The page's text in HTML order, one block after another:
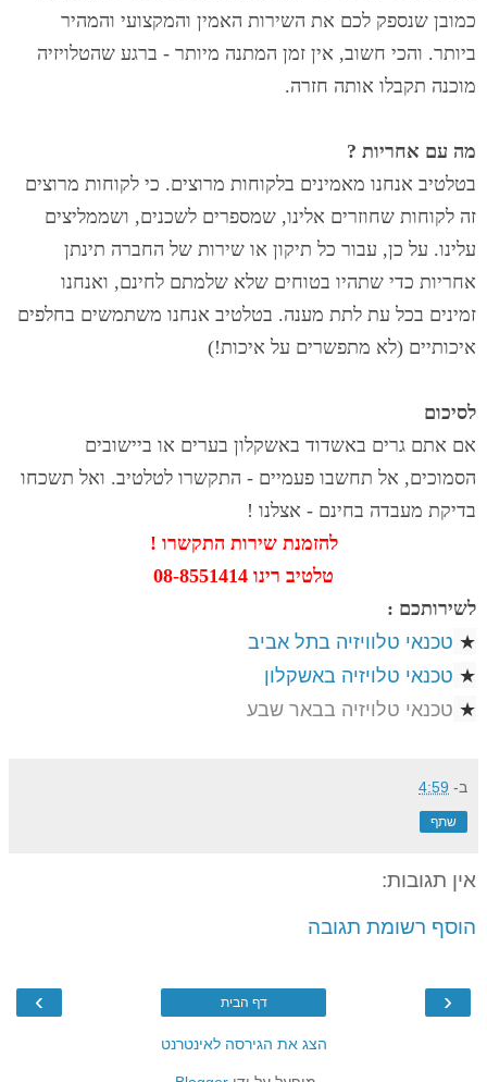
כמובן שנספק לכם את השירות האמין והמקצועי והמהיר
ביותר. והכי חשוב, אין זמן המתנה מיותר - ברגע שהטלויזיה
מוכנה תקבלו אותה חזרה.
מה עם אחריות ?
בטלטיב אנחנו מאמינים בלקוחות מרוצים. כי לקוחות מרוצים
זה לקוחות שחוזרים אלינו, שמספרים לשכנים, ושממליצים
עלינו. על כן, עבור כל תיקון או שירות של החברה תינתן
אחריות כדי שתהיו בטוחים שלא שלמתם לחינם, ואנחנו
זמינים בכל עת לתת מענה. בטלטיב אנחנו משתמשים בחלפים
איכותיים (לא מתפשרים על איכות!)
לסיכום
אם אתם גרים באשדוד באשקלון בערים או ביישובים
הסמוכים, אל תחשבו פעמיים - התקשרו לטלטיב. ואל תשכחו
בדיקת מעבדה בחינם - אצלנו !
להזמנת שירות התקשרו !
טלטיב רינו 08-8551414
לשירותכם :
★ טכנאי טלוויזיה בתל אביב
★ טכנאי טלויזיה באשקלון
★ טכנאי טלויזיה בבאר שבע
ב- 4:59
שתף
אין תגובות:
הוסף רשומת תגובה
‹
› דף הבית
הצג את הגירסה לאינטרנט